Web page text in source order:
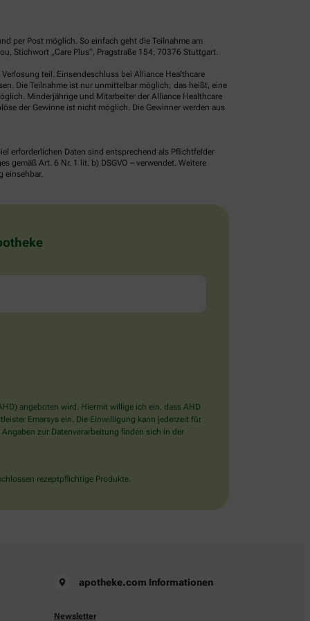
per Post möglich. So einfach geht die Teilnahme am
Stichwort „Care Plus“, Pragstraße 154, 70376 Stuttgart.
teil. Einsendeschluss bei Alliance Healthcare
Die Teilnahme ist nur unmittelbar möglich; das heißt, eine
Minderjährige und Mitarbeiter der Alliance Healthcare
der Gewinne ist nicht möglich. Die Gewinner werden aus
erforderlichen Daten sind entsprechend als Pflichtfelder
gemäß Art. 6 Nr. 1 lit. b) DSGVO – verwendet. Weitere
einsehbar.
angeboten wird. Hiermit willige ich ein, dass AHD
Emarsys ein. Die Einwilligung kann jederzeit für
zur Datenverarbeitung finden sich in der
rezeptpflichtige Produkte.
apotheke.com Informationen
Newsletter